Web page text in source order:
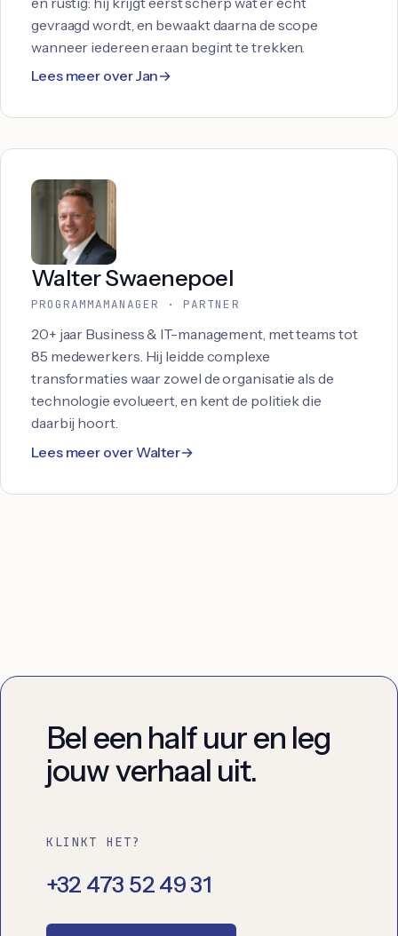
gevraagd wordt, en bewaakt daarna de scope
wanneer iedereen eraan begint te trekken.
Lees meer over Jan
Walter Swaenepoel
PROGRAMMAMANAGER · PARTNER
20+ jaar Business & IT-management, met teams tot
85 medewerkers. Hij leidde complexe
transformaties waar zowel de organisatie als de
technologie evolueert, en kent de politiek die
daarbij hoort.
Lees meer over Walter
Bel een half uur en leg
jouw verhaal uit.
KLINKT HET?
+32 473 52 49 31